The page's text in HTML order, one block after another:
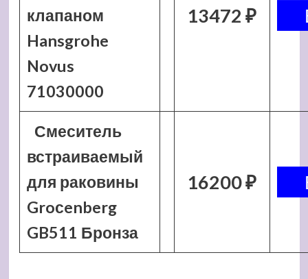
клапаном
Hansgrohe
Novus
71030000
13472 ₽
Смеситель
встраиваемый
для раковины
Groсenberg
GB511 Бронза
16200 ₽